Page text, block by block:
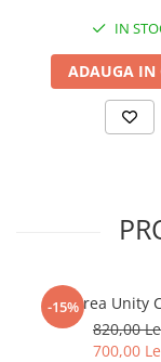
IN
ADAUGA IN
-15%Curea Unity
820,00
700,00